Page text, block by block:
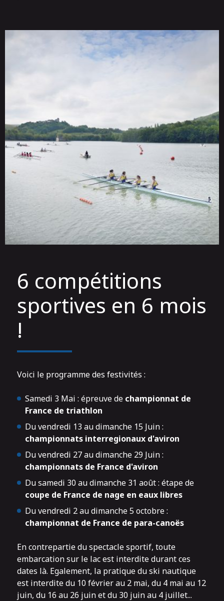
6 compétitions
sportives en 6 mois
!
Voici le programme des festivités :
Samedi 3 Mai : épreuve de championnat de
France de triathlon
Du vendredi 13 au dimanche 15 Juin :
championnats interregionaux d'aviron
Du vendredi 27 au dimanche 29 Juin :
championnats de France d'aviron
Du samedi 30 au dimanche 31 août : étape de
coupe de France de nage en eaux libres
Du vendredi 2 au dimanche 5 octobre :
championnat de France de para-canoës
En contrepartie du spectacle sportif, toute
embarcation sur le lac est interdite durant ces
dates là. Egalement, la pratique du ski nautique
est interdite du 10 février au 2 mai, du 4 mai au 12
juin, du 16 au 26 juin et du 30 juin au 4 juillet...